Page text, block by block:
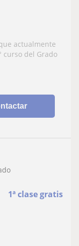
actualmente
curso del Grado
1ª clase gratis